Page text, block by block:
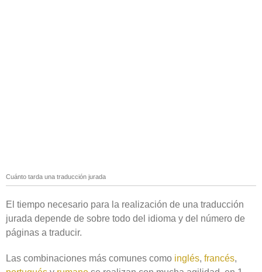
Cuánto tarda una traducción jurada
El tiempo necesario para la realización de una traducción
jurada depende de sobre todo del idioma y del número de
páginas a traducir.
Las combinaciones más comunes como inglés, francés,